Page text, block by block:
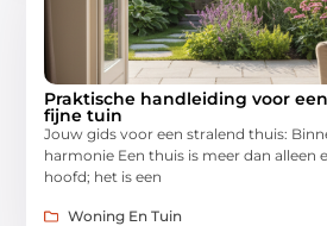
Praktische handleiding voor
fijne tuin
Jouw gids voor een stralend thuis:
harmonie Een thuis is meer dan alleen
hoofd; het is een
Woning En Tuin